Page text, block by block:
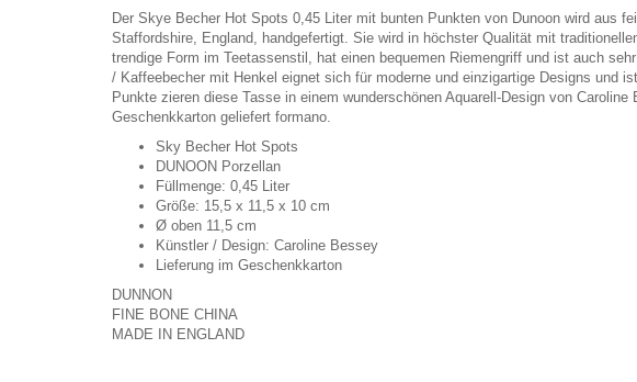
Der Skye Becher Hot Spots 0,45 Liter mit bunten Punkten von Dunoon wird aus
Staffordshire, England, handgefertigt. Sie wird in höchster Qualität mit
trendige Form im Teetassenstil, hat einen bequemen Riemengriff und ist auch
/ Kaffeebecher mit Henkel eignet sich für moderne und einzigartige Designs und
Punkte zieren diese Tasse in einem wunderschönen Aquarell-Design von Caroline
Geschenkkarton geliefert formano.
Sky Becher Hot Spots
DUNOON Porzellan
Füllmenge: 0,45 Liter
Größe: 15,5 x 11,5 x 10 cm
Ø oben 11,5 cm
Künstler / Design: Caroline Bessey
Lieferung im Geschenkkarton
DUNNON
FINE BONE CHINA
MADE IN ENGLAND